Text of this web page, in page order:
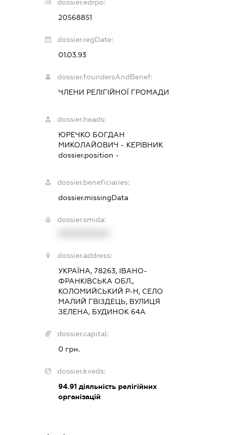
dossier.edrpo:
20568851
dossier.regDate:
01.03.93
dossier.foundersAndBenef:
ЧЛЕНИ РЕЛІГІЙНОЇ ГРОМАДИ
dossier.heads:
ЮРЕЧКО БОГДАН
МИКОЛАЙОВИЧ - КЕРІВНИК
dossier.position -
dossier.beneficiaries:
dossier.missingData
dossier.smida:
dossier.address:
УКРАЇНА, 78263, ІВАНО-
ФРАНКІВСЬКА ОБЛ.,
КОЛОМИЙСЬКИЙ Р-Н, СЕЛО
МАЛИЙ ГВІЗДЕЦЬ, ВУЛИЦЯ
ЗЕЛЕНА, БУДИНОК 64А
dossier.capital:
0 грн.
dossier.kveds:
94.91 діяльність релігійних
організацій